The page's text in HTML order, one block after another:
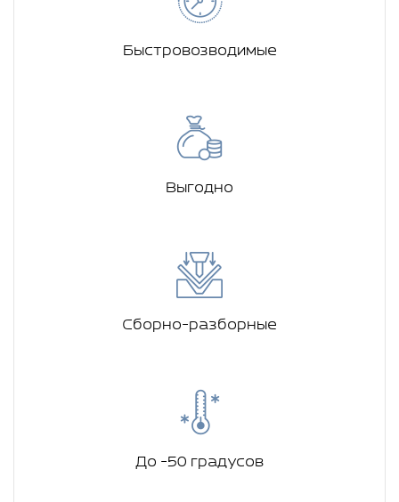
Быстровозводимые
Выгодно
Сборно-разборные
До -50 градусов